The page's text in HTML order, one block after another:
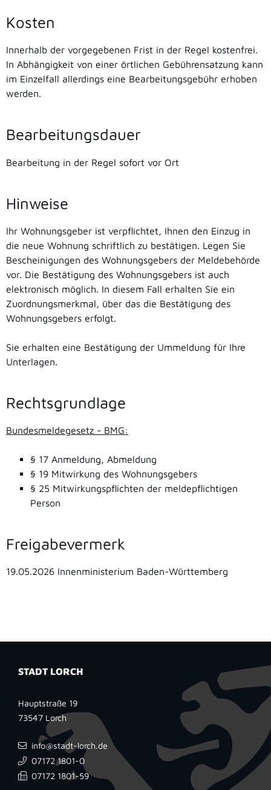
Kosten
Innerhalb der vorgegebenen Frist in der Regel kostenfrei.
In Abhängigkeit von einer örtlichen Gebührensatzung kann
im Einzelfall allerdings eine Bearbeitungsgebühr erhoben
werden.
Bearbeitungsdauer
Bearbeitung in der Regel sofort vor Ort
Hinweise
Ihr Wohnungsgeber ist verpflichtet, Ihnen den Einzug in
die neue Wohnung schriftlich zu bestätigen. Legen Sie
Bescheinigungen des Wohnungsgebers der Meldebehörde
vor. Die Bestätigung des Wohnungsgebers ist auch
elektronisch möglich. In diesem Fall erhalten Sie ein
Zuordnungsmerkmal, über das die Bestätigung des
Wohnungsgebers erfolgt.
Sie erhalten eine Bestätigung der Ummeldung für Ihre
Unterlagen.
Rechtsgrundlage
Bundesmeldegesetz - BMG:
§ 17 Anmeldung, Abmeldung
§ 19 Mitwirkung des Wohnungsgebers
§ 25 Mitwirkungspflichten der meldepflichtigen
Person
Freigabevermerk
19.05.2026 Innenministerium Baden-Württemberg
STADT LORCH
Hauptstraße 19
73547 Lorch
info@stadt-lorch.de
07172 1801-0
07172 1801-59